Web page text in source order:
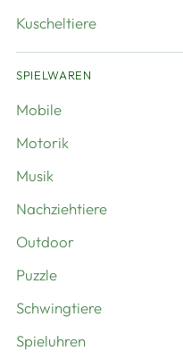
Kuscheltiere
SPIELWAREN
Mobile
Motorik
Musik
Nachziehtiere
Outdoor
Puzzle
Schwingtiere
Spieluhren